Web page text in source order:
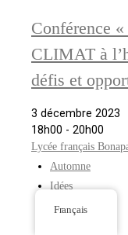
Conférence
CLIMAT à
défis et
3 décembre 2023
18h00 - 20h00
Lycée français
Automne
Idées
Tout public
Français